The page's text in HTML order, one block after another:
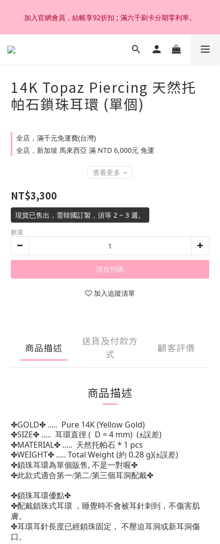
加入官網會員，結帳享92折扣 ; 滿六千刷卡分期零利率。
加入官網會員，結帳享92折扣 ; 滿六千刷卡分期零利率。
韓國設計製作。純14K 18K金，非鍍金非注金；洗澡，運動(汗
加入官網會員，結帳享92折扣 ; 滿六千刷卡分期零利率。
14K Topaz Piercing 天然托
帕石鎖珠耳環 (單個)
全店，滿千元免運費(台灣)
全店，新加坡 馬來西亞 滿 NTD 6,000元 免運
查看更多
NT$3,300
現貨已售出，需韓國訂製，須等 2 ~ 3 週。
數量
現在預購
加入追蹤清單
商品描述
送貨及付款方
式
顧客評價
商品描述
✤GOLD✤ ..... Pure 14K (Yellow Gold)
✤SIZE✤ ..... 耳環直徑 ( D = 4 mm) (±誤差)
✤MATERIAL✤ ..... 天然托帕石 * 1 pcs
✤WEIGHT✤ ..... Total Weight (約 0.28 g)(±誤差)
✤鎖珠耳環為單個販售, 不是一對喔✤
✤此款式適合第一/第二/第三個耳洞配戴✤
✤鎖珠耳環優點✤
✤配戴鎖珠式耳環
，睡覺時不會被耳針刺到，不傷害肌
膚。
✤耳環耳針長度已經鎖珠固定，
不壓迫耳洞或新耳洞傷
口。